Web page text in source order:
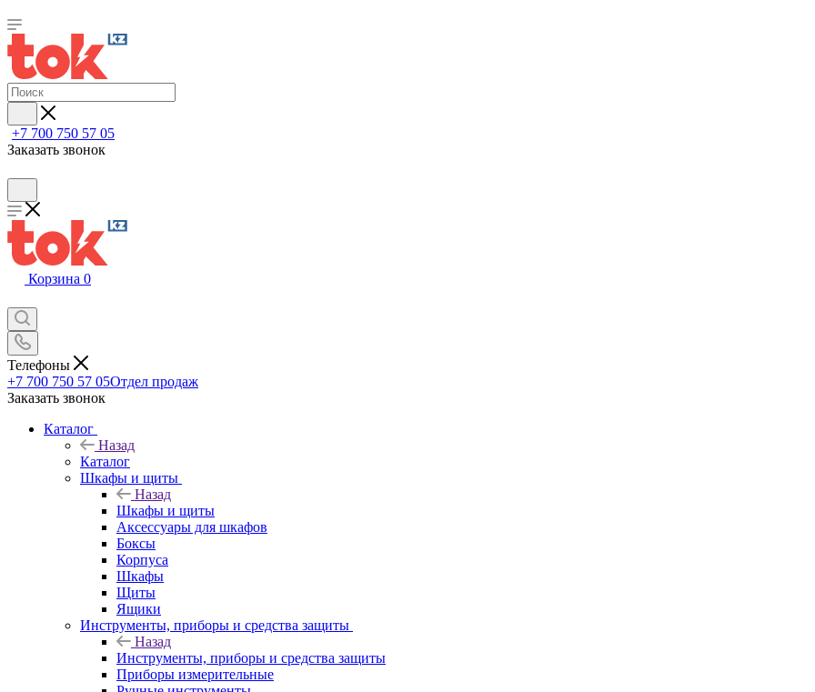
+7 700 750 57 05
Заказать звонок
Корзина 0
Телефоны
+7 700 750 57 05Отдел продаж
Заказать звонок
Каталог
Назад
Каталог
Шкафы и щиты
Назад
Шкафы и щиты
Аксессуары для шкафов
Боксы
Корпуса
Шкафы
Щиты
Ящики
Инструменты, приборы и средства защиты
Назад
Инструменты, приборы и средства защиты
Приборы измерительные